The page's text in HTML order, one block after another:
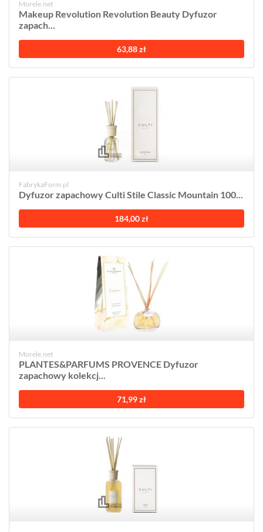
Morele.net
Makeup Revolution Revolution Beauty Dyfuzor
zapach...
63,88 zł
FabrykaForm.pl
Dyfuzor zapachowy Culti Stile Classic Mountain 100...
184,00 zł
Morele.net
PLANTES&PARFUMS PROVENCE Dyfuzor
zapachowy kolekcj...
71,99 zł